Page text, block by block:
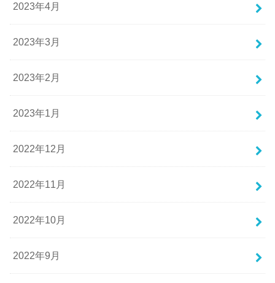
2023年4月
2023年3月
2023年2月
2023年1月
2022年12月
2022年11月
2022年10月
2022年9月